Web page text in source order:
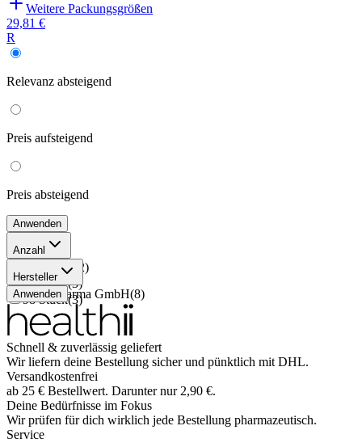
Weitere Packungsgrößen
29,81 €
R
Relevanz absteigend
Preis aufsteigend
Preis absteigend
Anwenden
Anzahl
196 Stück 2)
28 Stück(3)
98 Stück(3)
Hersteller
TAD Pharma GmbH(8)
Anwenden
Schnell & zuverlässig geliefert
Wir liefern deine Bestellung sicher und pünktlich mit DHL.
Versandkostenfrei
ab 25 € Bestellwert. Darunter nur 2,90 €.
Deine Bedürfnisse im Fokus
Wir prüfen für dich wirklich jede Bestellung pharmazeutisch.
Service